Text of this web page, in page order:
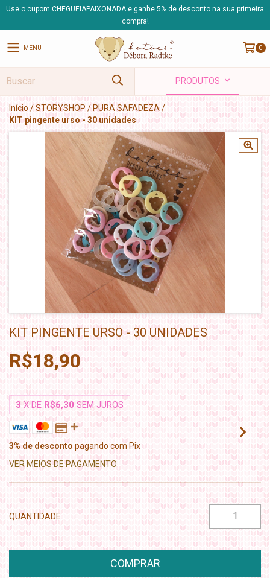
Use o cupom CHEGUEIAPAIXONADA e ganhe 5% de desconto na sua primeira
compra!
MENU 0
PRODUTOS
Início /STORYSHOP /PURA SAFADEZA/
KIT pingente urso - 30 unidades
KIT PINGENTE URSO - 30 UNIDADES
R$18,90
3 X DE R$6,30 SEM JUROS
3% de desconto pagando com Pix
VER MEIOS DE PAGAMENTO
QUANTIDADE